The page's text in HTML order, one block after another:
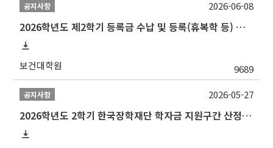
공지사항
2026학년도 제2학기 등록금 수납 및 등록(휴복학 등) 일정 안내
보건대학원 9689
2026-06-08
공지사항
2026학년도 2학기 한국장학재단 학자금 지원구간 산정 신청 안내
2026-05-27